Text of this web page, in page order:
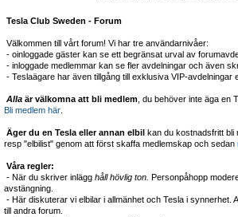
Tesla Club Sweden - Forum
Välkommen till vårt forum! Vi har tre användarnivåer:
- oinloggade gäster kan se ett begränsat urval av
- inloggade medlemmar kan se fler avdelningar och även
- Teslaägare har även tillgång till exklusiva VIP-avdelningar
Alla är välkomna att bli medlem , du behöver inte äga en
Bli medlem här
Äger du en Tesla eller annan elbil kan du kostnadsfritt bli
resp "elbilist" genom att först skaffa medlemskap och sedan
Våra regler:
- När du skriver inlägg håll hövlig ton. Personpåhopp
avstängning.
- Här diskuterar vi elbilar i allmänhet och Tesla i synnerhet.
till andra forum.